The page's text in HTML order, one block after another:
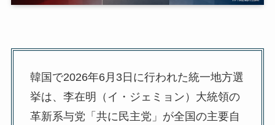
韓国で2026年6月3日に行われた統一地方選
挙は、李在明（イ・ジェミョン）大統領の
革新系与党「共に民主党」が全国の主要自